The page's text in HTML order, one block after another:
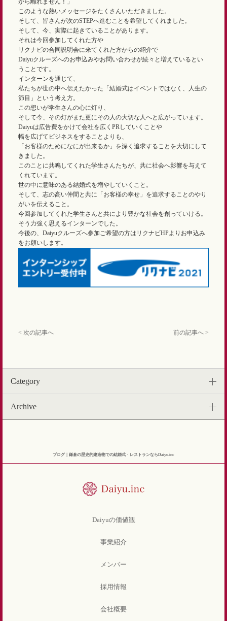
このような熱いメッセージをたくさんいただきました。
そして、皆さんが次のSTEPへ進むことを希望してくれました。
そして、今、実際に起きていることがあります。
それは今回参加してくれた方や
リクナビの合同説明会に来てくれた方からの紹介で
Daiyuクルーズへのお申込みやお問い合わせが続々と増えているとい
うことです。
インターンを通じて、
私たちが世の中へ伝えたかった「結婚式はイベントではなく、人生の
節目」という考え方。
この想いが学生さんの心に灯り、
そして今、その灯がまた更にその人の大切な人へと広がっています。
Daiyuは広告費をかけて会社を広くPRしていくことや
幅を広げてビジネスをすることよりも、
「お客様のためになにが出来るか」を深く追求することを大切にして
きました。
このことに共鳴してくれた学生さんたちが、共に社会へ影響を与えて
くれています。
世の中に意味のある結婚式を増やしていくこと。
そして、志の高い仲間と共に「お客様の幸せ」を追求することのやり
がいを伝えること。
今回参加してくれた学生さんと共により豊かな社会を創っていける。
そう力強く思えるインターンでした。
今後の、Daiyuクルーズへ参加ご希望の方はリクナビHPよりお申込み
をお願いします。
< 次の記事へ 前の記事へ >
Category
Archive
ブログ｜鎌倉の歴史的建造物での結婚式・レストランならDaiyu.inc
Daiyuの価値観
事業紹介
メンバー
採用情報
会社概要